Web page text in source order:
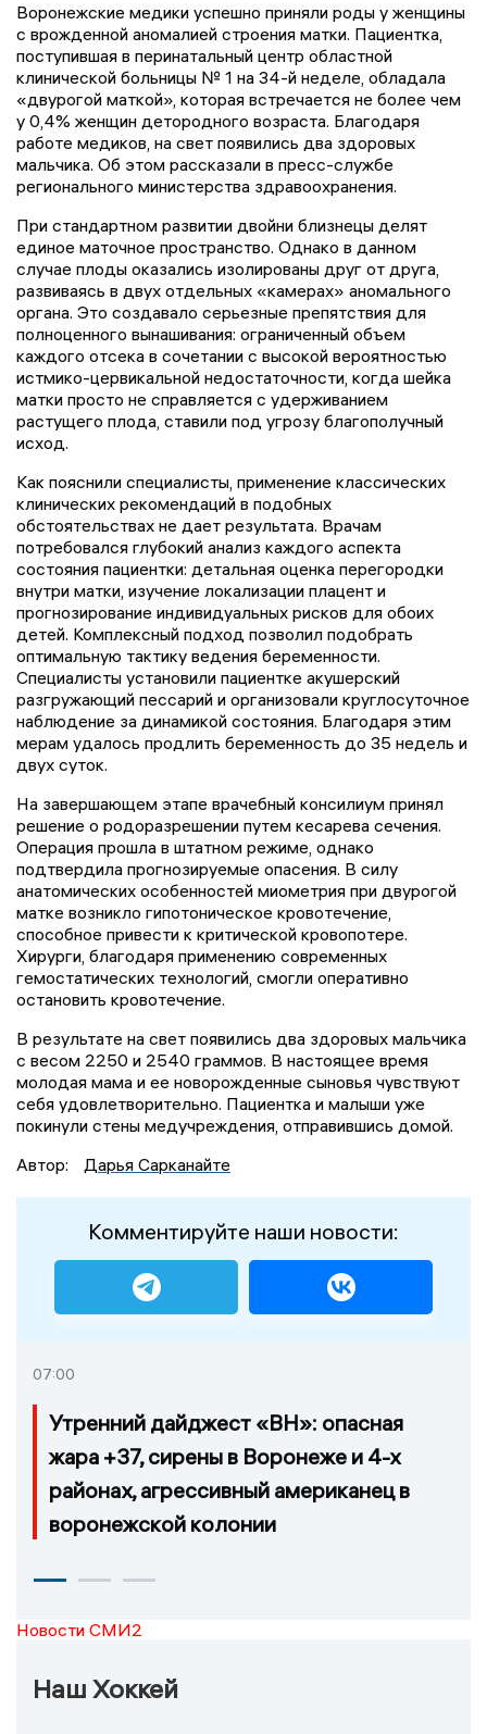
Воронежские медики успешно приняли роды у женщины
с врожденной аномалией строения матки. Пациентка,
поступившая в перинатальный центр областной
клинической больницы № 1 на 34-й неделе, обладала
«двурогой маткой», которая встречается не более чем
у 0,4% женщин детородного возраста. Благодаря
работе медиков, на свет появились два здоровых
мальчика. Об этом рассказали в пресс-службе
регионального министерства здравоохранения.
При стандартном развитии двойни близнецы делят
единое маточное пространство. Однако в данном
случае плоды оказались изолированы друг от друга,
развиваясь в двух отдельных «камерах» аномального
органа. Это создавало серьезные препятствия для
полноценного вынашивания: ограниченный объем
каждого отсека в сочетании с высокой вероятностью
истмико-цервикальной недостаточности, когда шейка
матки просто не справляется с удерживанием
растущего плода, ставили под угрозу благополучный
исход.
Как пояснили специалисты, применение классических
клинических рекомендаций в подобных
обстоятельствах не дает результата. Врачам
потребовался глубокий анализ каждого аспекта
состояния пациентки: детальная оценка перегородки
внутри матки, изучение локализации плацент и
прогнозирование индивидуальных рисков для обоих
детей. Комплексный подход позволил подобрать
оптимальную тактику ведения беременности.
Специалисты установили пациентке акушерский
разгружающий пессарий и организовали круглосуточное
наблюдение за динамикой состояния. Благодаря этим
мерам удалось продлить беременность до 35 недель и
двух суток.
На завершающем этапе врачебный консилиум принял
решение о родоразрешении путем кесарева сечения.
Операция прошла в штатном режиме, однако
подтвердила прогнозируемые опасения. В силу
анатомических особенностей миометрия при двурогой
матке возникло гипотоническое кровотечение,
способное привести к критической кровопотере.
Хирурги, благодаря применению современных
гемостатических технологий, смогли оперативно
остановить кровотечение.
В результате на свет появились два здоровых мальчика
с весом 2250 и 2540 граммов. В настоящее время
молодая мама и ее новорожденные сыновья чувствуют
себя удовлетворительно. Пациентка и малыши уже
покинули стены медучреждения, отправившись домой.
Автор:
Дарья Сарканайте
Комментируйте наши новости:
07:00
Утренний дайджест «ВН»: опасная
жара +37, сирены в Воронеже и 4-х
районах, агрессивный американец в
воронежской колонии
Новости СМИ2
Наш Хоккей